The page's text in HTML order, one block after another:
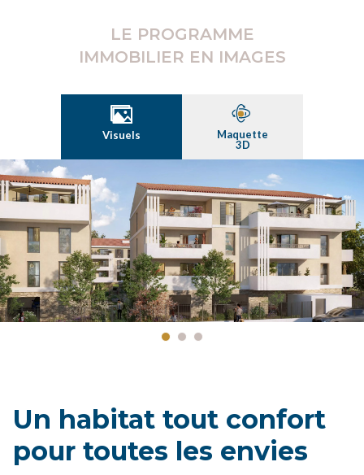
LE PROGRAMME
IMMOBILIER EN IMAGES
Visuels
Maquette
3D
Un habitat tout confort
pour toutes les envies